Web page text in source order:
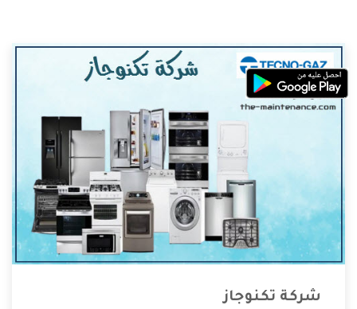
شركة تكنوجاز